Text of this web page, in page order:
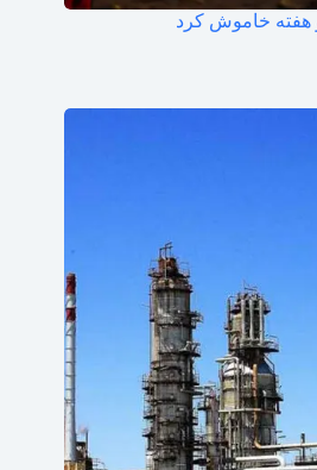
هفته خاموش کرد